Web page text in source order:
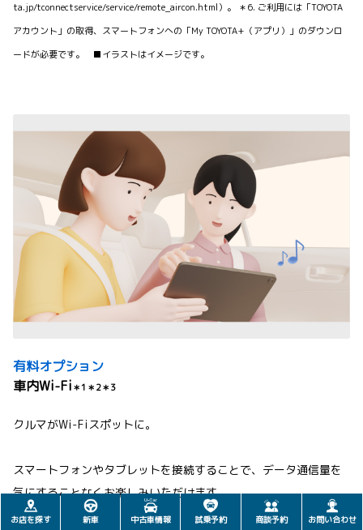
ta.jp/tconnectservice/service/remote_aircon.html）。 ＊6. ご利用には「TOYOTA
アカウント」の取得、スマートフォンへの「My TOYOTA+（アプリ）」のダウンロ
ードが必要です。 ■イラストはイメージです。
有料オプション
車内Wi-Fi＊1＊2＊3
クルマがWi-Fiスポットに。
スマートフォンやタブレットを接続することで、データ通信量を
気にすることなくお楽しみいただけます。
お店を探す 新車 中古車情報 試乗予約 商談予約 お問い合わせ